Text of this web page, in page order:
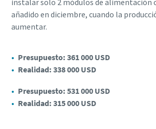
instalar solo 2 módulos de alimentación
añadido en diciembre, cuando la
aumentar.
Presupuesto: 361 000 USD
Realidad: 338 000 USD
Presupuesto: 531 000 USD
Realidad: 315 000 USD